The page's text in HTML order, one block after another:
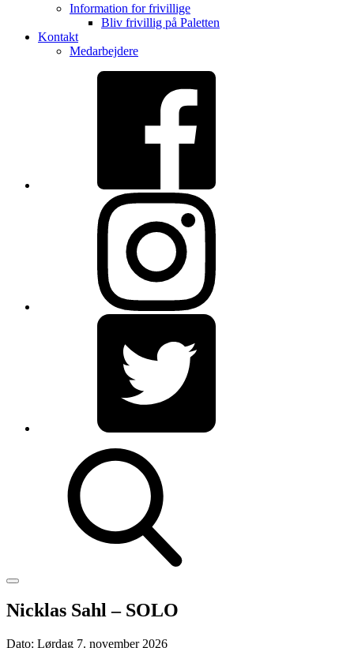
Information for frivillige
Bliv frivillig på Paletten
Kontakt
Medarbejdere
Nicklas Sahl – SOLO
Dato: Lørdag 7. november 2026